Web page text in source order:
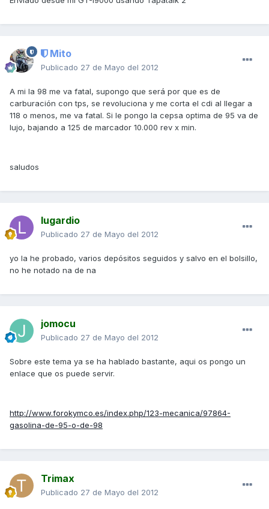
Mito
Publicado 27 de Mayo del 2012
A mi la 98 me va fatal, supongo que será por que es de
carburación con tps, se revoluciona y me corta el cdi al llegar a
118 o menos, me va fatal. Si le pongo la cepsa optima de 95 va de
lujo, bajando a 125 de marcador 10.000 rev x min.
saludos
lugardio
Publicado 27 de Mayo del 2012
yo la he probado, varios depósitos seguidos y salvo en el bolsillo,
no he notado na de na
jomocu
Publicado 27 de Mayo del 2012
Sobre este tema ya se ha hablado bastante, aqui os pongo un
enlace que os puede servir.
http://www.forokymco.es/index.php/123-mecanica/97864-
gasolina-de-95-o-de-98
Trimax
Publicado 27 de Mayo del 2012